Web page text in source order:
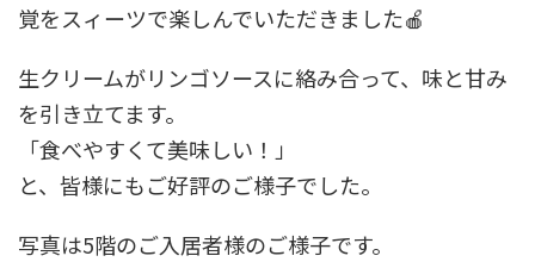
覚をスィーツで楽しんでいただきました🍎
生クリームがリンゴソースに絡み合って、味と甘み
を引き立てます。
「食べやすくて美味しい！」
と、皆様にもご好評のご様子でした。
写真は5階のご入居者様のご様子です。